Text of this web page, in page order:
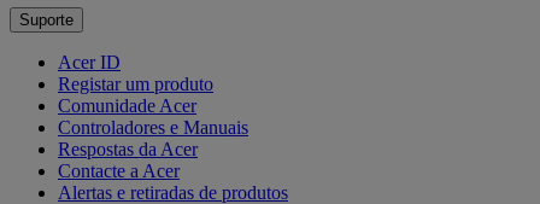
Suporte
Acer ID
Registar um produto
Comunidade Acer
Controladores e Manuais
Respostas da Acer
Contacte a Acer
Alertas e retiradas de produtos